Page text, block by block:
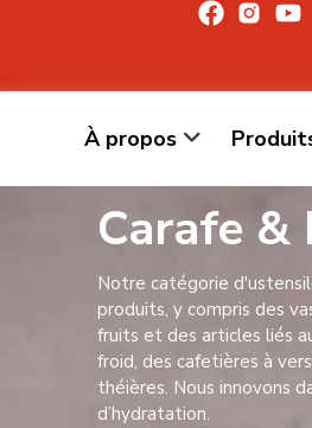
À propos
Carafe &
Notre catégorie
produits, y compris des
fruits et des articles liés
froid, des cafetières à
théières. Nous innovons
d’hydratation.